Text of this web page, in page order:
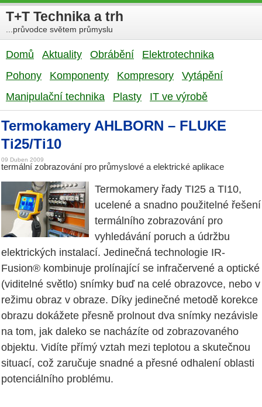
T+T Technika a trh
...průvodce světem průmyslu
Domů Aktuality Obrábění
Elektrotechnika
Pohony
Komponenty Kompresory
Vytápění
Manipulační technika
Plasty IT ve výrobě
Termokamery AHLBORN – FLUKE
Ti25/Ti10
09 Duben 2009
termální zobrazování pro průmyslové a elektrické aplikace
Termokamery řady TI25 a TI10,
ucelené a snadno použitelné řešení
termálního zobrazování pro
vyhledávání poruch a údržbu
elektrických instalací. Jedinečná technologie IR-
Fusion® kombinuje prolínající se infračervené a optické
(viditelné světlo) snímky buď na celé obrazovce, nebo v
režimu obraz v obraze. Díky jedinečné metodě korekce
obrazu dokážete přesně prolnout dva snímky nezávisle
na tom, jak daleko se nacházíte od zobrazovaného
objektu. Vidíte přímý vztah mezi teplotou a skutečnou
situací, což zaručuje snadné a přesné odhalení oblasti
potenciálního problému.